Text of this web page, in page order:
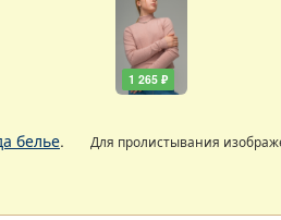
1 265 ₽
белье. Для пролистывания